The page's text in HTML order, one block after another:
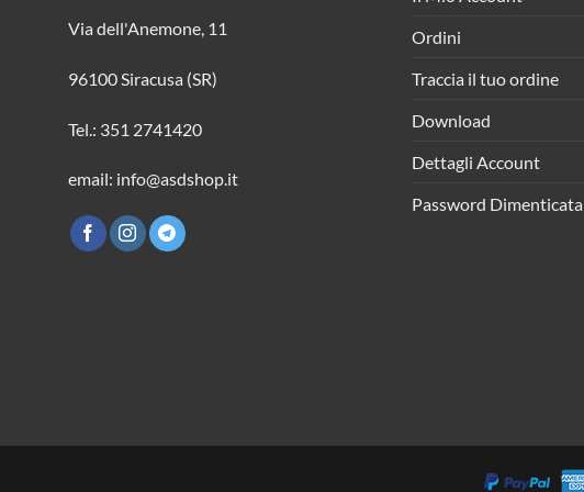
Via dell'Anemone, 11
96100 Siracusa (SR)
Tel.: 351 2741420
email: info@asdshop.it
Ordini
Traccia il tuo ordine
Download
Dettagli Account
Password Dimenticata